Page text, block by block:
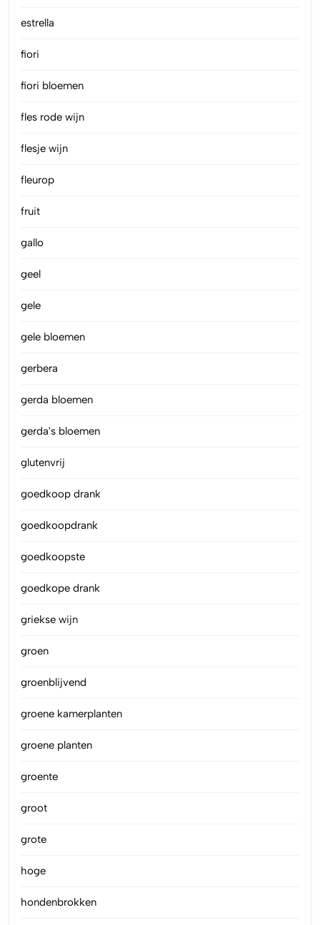
estrella
fiori
fiori bloemen
fles rode wijn
flesje wijn
fleurop
fruit
gallo
geel
gele
gele bloemen
gerbera
gerda bloemen
gerda's bloemen
glutenvrij
goedkoop drank
goedkoopdrank
goedkoopste
goedkope drank
griekse wijn
groen
groenblijvend
groene kamerplanten
groene planten
groente
groot
grote
hoge
hondenbrokken